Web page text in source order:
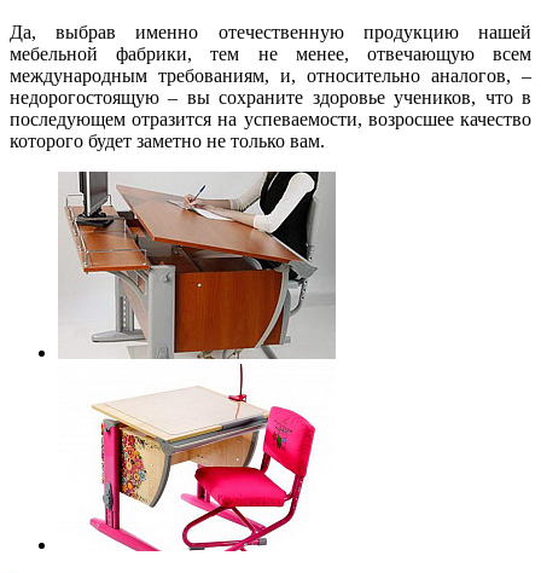
Да, выбрав именно отечественную продукцию нашей
мебельной фабрики, тем не менее, отвечающую всем
международным требованиям, и, относительно аналогов, –
недорогостоящую – вы сохраните здоровье учеников, что в
последующем отразится на успеваемости, возросшее качество
которого будет заметно не только вам.